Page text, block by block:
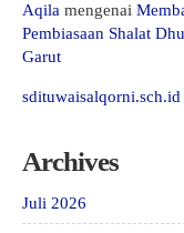
Aqila mengenai
Pembiasaan Shalat
Garut
sdituwaisalqorni.sch.id
Archives
Juli 2026